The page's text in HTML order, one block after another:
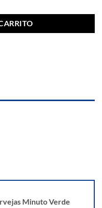
Minuto Verde